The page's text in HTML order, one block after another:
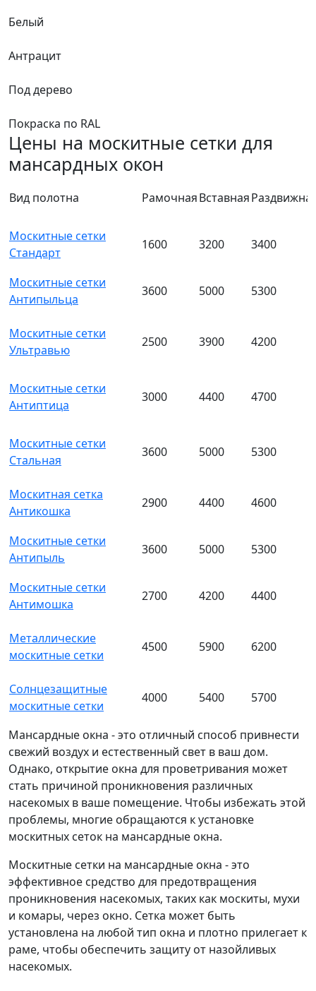
Белый
Антрацит
Под дерево
Покраска по RAL
Цены на москитные сетки для
мансардных окон
Вид полотна РамочнаяВставная
Москитные сетки
Стандарт
1600 3200 3400
Москитные сетки
Антипыльца
3600 5000 5300
Москитные сетки
Ультравью
2500 3900 4200
Москитные сетки
Антиптица
3000 4400 4700
Москитные сетки
Стальная
3600 5000 5300
Москитная сетка
Антикошка
2900 4400 4600
Москитные сетки
Антипыль
3600 5000 5300
Москитные сетки
Антимошка
2700 4200 4400
Металлические
москитные сетки
4500 5900 6200
Солнцезащитные
москитные сетки
4000 5400 5700
Мансардные окна - это отличный способ привнести
свежий воздух и естественный свет в ваш дом.
Однако, открытие окна для проветривания может
стать причиной проникновения различных
насекомых в ваше помещение. Чтобы избежать этой
проблемы, многие обращаются к установке
москитных сеток на мансардные окна.
Москитные сетки на мансардные окна - это
эффективное средство для предотвращения
проникновения насекомых, таких как москиты, мухи
и комары, через окно. Сетка может быть
установлена на любой тип окна и плотно прилегает к
раме, чтобы обеспечить защиту от назойливых
насекомых.